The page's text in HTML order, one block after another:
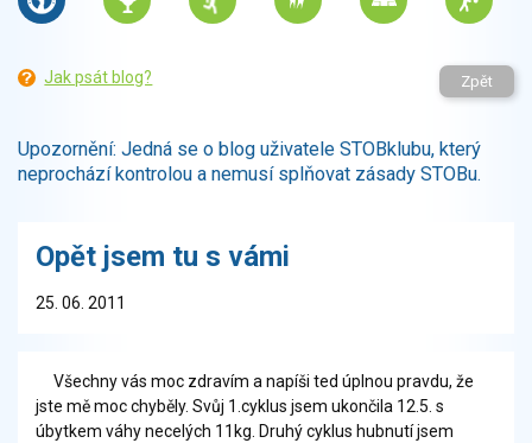
Jak psát blog? Zpět
Upozornění: Jedná se o blog uživatele STOBklubu, který
neprochází kontrolou a nemusí splňovat zásady STOBu.
Opět jsem tu s vámi
25. 06. 2011
Všechny vás moc zdravím a napíši ted úplnou pravdu, že
jste mě moc chyběly. Svůj 1.cyklus jsem ukončila 12.5. s
úbytkem váhy necelých 11kg. Druhý cyklus hubnutí jsem